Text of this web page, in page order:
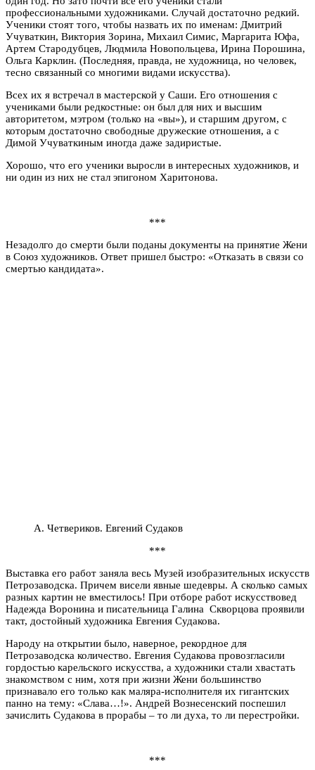
профессиональными художниками. Случай достаточно редкий.
Ученики стоят того, чтобы назвать их по именам: Дмитрий
Учуваткин, Виктория Зорина, Михаил Симис, Маргарита Юфа,
Артем Стародубцев, Людмила Новопольцева, Ирина Порошина,
Ольга Карклин. (Последняя, правда, не художница, но человек,
тесно связанный со многими видами искусства).
Всех их я встречал в мастерской у Саши. Его отношения с
учениками были редкостные: он был для них и высшим
авторитетом, мэтром (только на «вы»), и старшим другом, с
которым достаточно свободные дружеские отношения, а с
Димой Учуваткиным иногда даже задиристые.
Хорошо, что его ученики выросли в интересных художников, и
ни один из них не стал эпигоном Харитонова.
***
Незадолго до смерти были поданы документы на принятие Жени
в Союз художников. Ответ пришел быстро: «Отказать в связи со
смертью кандидата».
А. Четвериков. Евгений Судаков
***
Выставка его работ заняла весь Музей изобразительных искусств
Петрозаводска. Причем висели явные шедевры. А сколько самых
разных картин не вместилось! При отборе работ искусствовед
Надежда Воронина и писательница Галина Скворцова проявили
такт, достойный художника Евгения Судакова.
Народу на открытии было, наверное, рекордное для
Петрозаводска количество. Евгения Судакова провозгласили
гордостью карельского искусства, а художники стали хвастать
знакомством с ним, хотя при жизни Жени большинство
признавало его только как маляра-исполнителя их гигантских
панно на тему: «Слава…!». Андрей Вознесенский поспешил
зачислить Судакова в прорабы – то ли духа, то ли перестройки.
***